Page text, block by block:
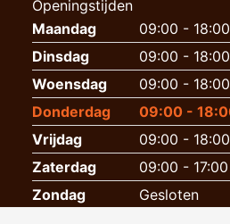
Openingstijden
Maandag
09:00 - 18:00
Dinsdag
09:00 - 18:00
Woensdag
09:00 - 18:00
Donderdag
09:00 -
Vrijdag
09:00 - 18:00
Zaterdag
09:00 - 17:00
Zondag
Gesloten